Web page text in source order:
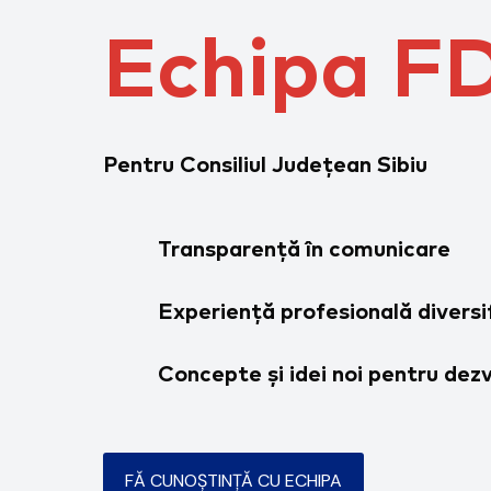
Echipa
Pentru Consiliul Județean Sibiu
Transparență în comunicare
Experiență profesională
Concepte și idei noi pentru
FĂ CUNOȘTINȚĂ CU ECHIPA